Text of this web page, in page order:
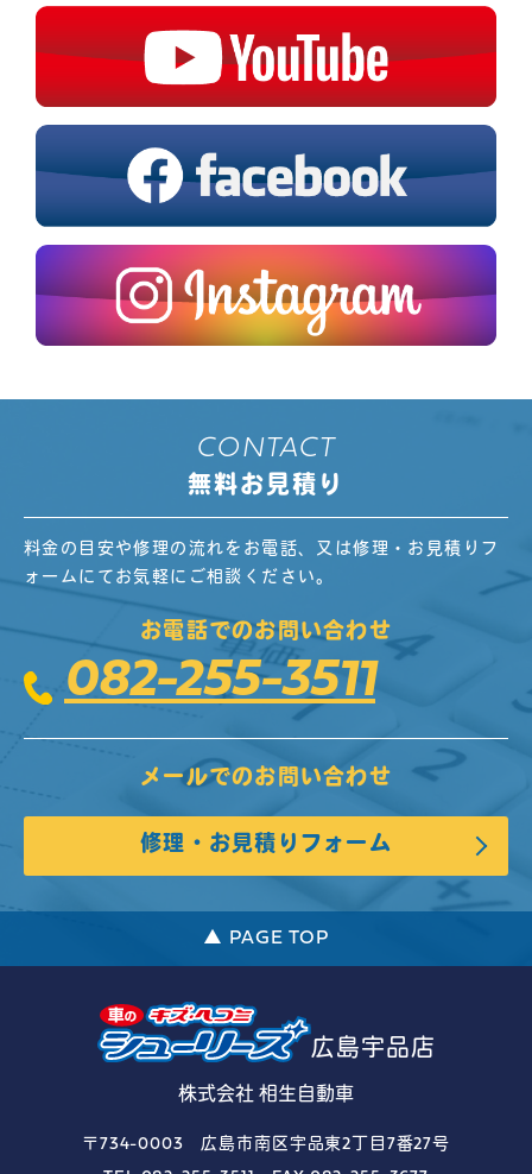
CONTACT
無料お見積り
料金の目安や修理の流れをお電話、又は修理・お見積りフ
ォームにてお気軽にご相談ください。
お電話でのお問い合わせ
082-255-3511
メールでのお問い合わせ
修理・お見積りフォーム
▲ PAGE TOP
広島宇品店
株式会社 相生自動車
〒734-0003 広島市南区宇品東2丁目7番27号